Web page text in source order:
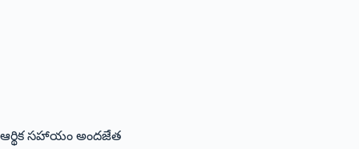
ఆర్థిక సహాయం అందజేత